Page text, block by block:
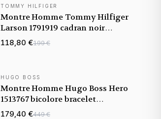
NOUVEAUTÉ
TOMMY HILFIGER
Montre Homme Tommy Hilfiger
Larson 1791919 cadran noir
bracelet acier
118,80 €199 €
NOUVEAUTÉ
HUGO BOSS
Montre Homme Hugo Boss Hero
1513767 bicolore bracelet
maillons acier bicolore
179,40 €449 €